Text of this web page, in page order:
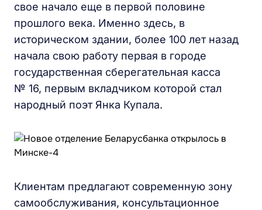
свое начало еще в первой половине
прошлого века. Именно здесь, в
историческом здании, более 100 лет назад
начала свою работу первая в городе
государственная сберегательная касса
№ 16, первым вкладчиком которой стал
народный поэт Янка Купала.
Клиентам предлагают современную зону
самообслуживания, консультационное